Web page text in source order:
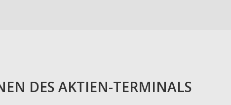
DES AKTIEN-TERMINALS